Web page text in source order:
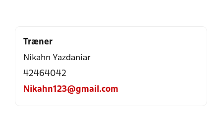
Træner
Nikahn Yazdaniar
42464042
Nikahn123@gmail.com